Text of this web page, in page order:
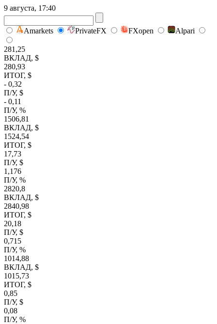
9 августа, 17:40
Amarkets PrivateFX FXopen Alpari
281,25
ВКЛАД, $
280,93
ИТОГ, $
- 0,32
П/У, $
- 0,11
П/У, %
1506,81
ВКЛАД, $
1524,54
ИТОГ, $
17,73
П/У, $
1,176
П/У, %
2820,8
ВКЛАД, $
2840,98
ИТОГ, $
20,18
П/У, $
0,715
П/У, %
1014,88
ВКЛАД, $
1015,73
ИТОГ, $
0,85
П/У, $
0,08
П/У, %